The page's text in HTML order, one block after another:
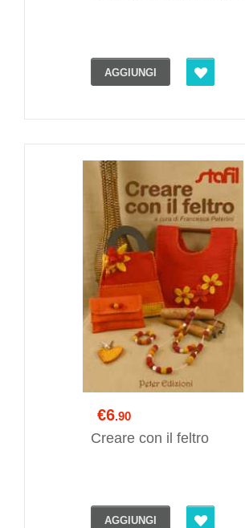
AGGIUNGI
€6.90
Creare con il feltro
AGGIUNGI